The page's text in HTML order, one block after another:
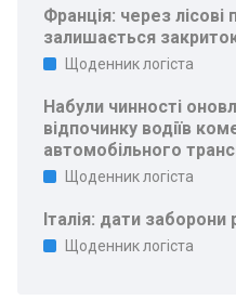
Франція: через
залишається
Щоденник логіста
Набули чинності
відпочинку водіїв
автомобільного
Щоденник логіста
Італія: дати заборони
Щоденник логіста